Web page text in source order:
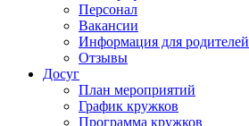
Персонал
Вакансии
Информация для родителей
Отзывы
Досуг
План мероприятий
График кружков
Программа кружков